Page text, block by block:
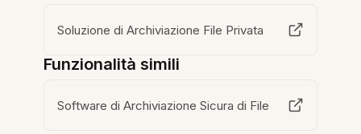
Soluzione di Archiviazione File Privata
Funzionalità simili
Software di Archiviazione Sicura di File